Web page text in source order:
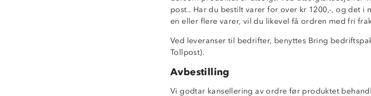
post.. Har du bestilt varer for over kr 1200,-, og det
en eller flere varer, vil du likevel få ordren med fri
Ved leveranser til bedrifter, benyttes Bring
Tollpost).
Avbestilling
Vi godtar kansellering av ordre før produktet